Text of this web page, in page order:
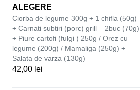
ALEGERE
Ciorba de legume 300g + 1 chifla (50g)
+ Carnati subtiri (porc) grill – 2buc (70g)
+ Piure cartofi (fulgi ) 250g / Orez cu
legume (200g) / Mamaliga (250g) +
Salata de varza (130g)
42,00 lei